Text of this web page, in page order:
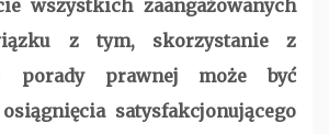
wszystkich zaangażowanych
z tym, skorzystanie z
porady prawnej może być
satysfakcjonującego